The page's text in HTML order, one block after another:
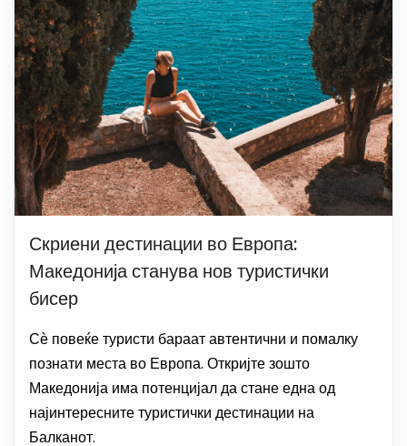
Скриени дестинации во Европа:
Македонија станува нов туристички
бисер
Сѐ повеќе туристи бараат автентични и помалку
познати места во Европа. Откријте зошто
Македонија има потенцијал да стане една од
најинтересните туристички дестинации на
Балканот.